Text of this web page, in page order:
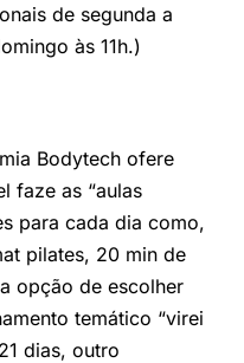
de segunda a
às 11h.)
Bodytech ofere
faze as “aulas
para cada dia como,
pilates, 20 min de
opção de escolher
temático “virei
dias, outro